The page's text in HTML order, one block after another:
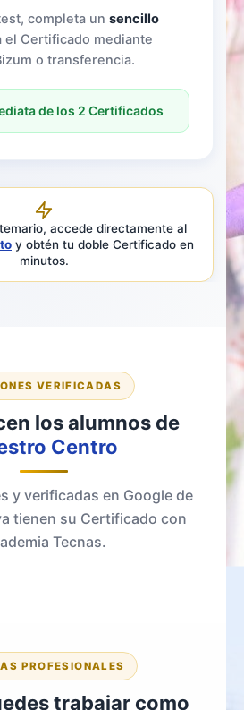
completa un sencillo
el Certificado mediante
o transferencia.
de los 2 Certificados
accede directamente al
y obtén tu doble Certificado en
minutos.
VERIFICADAS
los alumnos de
Centro
y verificadas en Google de
tienen su Certificado con
Tecnas.
PROFESIONALES
trabajar como